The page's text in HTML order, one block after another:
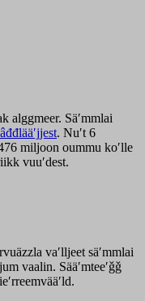
alggmeer. Säʹmmlai
. Nuʹt 6
miljoon oummu koʹlle
vuuʹdest.
vaʹlljeet säʹmmlai
vaalin. Sääʹmteeʹǧǧ